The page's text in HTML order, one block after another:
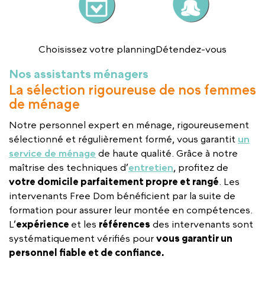
Choisissez votre planningDétendez-vous
Nos assistants ménagers
La sélection rigoureuse de nos femmes
de ménage
Notre personnel expert en ménage, rigoureusement
sélectionné et régulièrement formé, vous garantit un
service de ménage de haute qualité. Grâce à notre
maîtrise des techniques d’entretien , profitez de
votre domicile parfaitement propre et rangé . Les
intervenants Free Dom bénéficient par la suite de
formation pour assurer leur montée en compétences.
L’expérience et les références des intervenants sont
systématiquement vérifiés pour vous garantir un
personnel fiable et de confiance.